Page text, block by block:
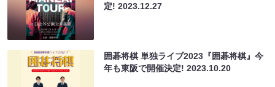
定!2023.12.27
囲碁将棋 単独ライブ2023『囲碁将棋』今
年も東阪で開催決定!2023.10.20